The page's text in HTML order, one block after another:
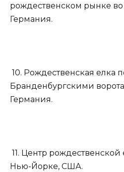
рождественском рынке
Германия.
10. Рождественская елка
Бранденбургскими
Германия.
11. Центр
Нью-Йорке, США.